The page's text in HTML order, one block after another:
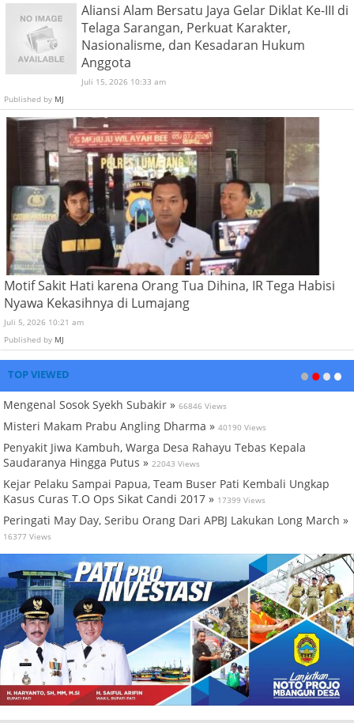
Aliansi Alam Bersatu Jaya Gelar Diklat Ke-III di
Telaga Sarangan, Perkuat Karakter,
Nasionalisme, dan Kesadaran Hukum
Anggota
Juli 15, 2026 10:33 am
Published by MJ
Motif Sakit Hati karena Orang Tua Dihina, IR Tega Habisi
Nyawa Kekasihnya di Lumajang
Juli 5, 2026 10:21 am
Published by MJ
TOP VIEWED
Mengenal Sosok Syekh Subakir » 66846 Views
Misteri Makam Prabu Angling Dharma » 40190 Views
Penyakit Jiwa Kambuh, Warga Desa Rahayu Tebas Kepala
Saudaranya Hingga Putus » 22043 Views
Kejar Pelaku Sampai Papua, Team Buser Pati Kembali Ungkap
Kasus Curas T.O Ops Sikat Candi 2017 » 17399 Views
Peringati May Day, Seribu Orang Dari APBJ Lakukan Long March »
16377 Views